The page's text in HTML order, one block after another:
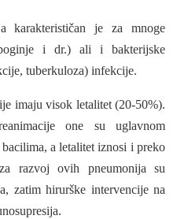
karakterističan je za mnoge
i dr.) ali i bakterijske
tuberkuloza) infekcije.
imaju visok letalitet (20-50%).
one su uglavnom
a letalitet iznosi i preko
razvoj ovih pneumonija su
zatim hirurške intervencije na